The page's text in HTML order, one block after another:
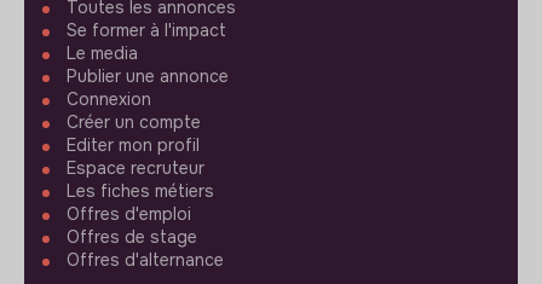
Toutes les annonces
Se former à l'impact
Le media
Publier une annonce
Connexion
Créer un compte
Editer mon profil
Espace recruteur
Les fiches métiers
Offres d'emploi
Offres de stage
Offres d'alternance